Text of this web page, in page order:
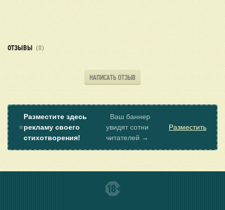
ОТЗЫВЫ (0)
НАПИСАТЬ ОТЗЫВ
⭐
Разместите здесь
рекламу своего
стихотворения!
Ваш баннер
увидят сотни
читателей →
Разместить